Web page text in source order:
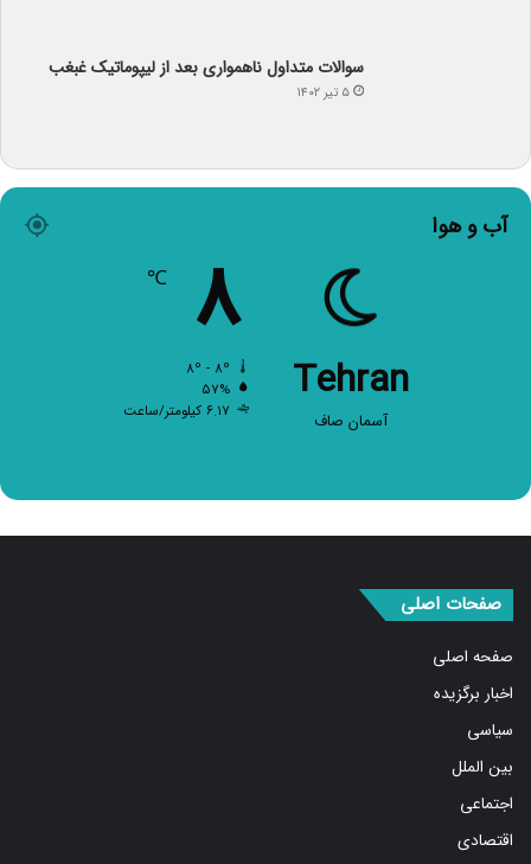
سوالات متداول ناهمواری بعد از لیپوماتیک غبغب
۵ تیر ۱۴۰۲
آب و هوا
Tehran
آسمان صاف
۸
۵۷%
۶.۱۷ کیلومتر/ساعت
صفحه اصلی
اخبار برگزیده
سیاسی
بین الملل
اجتماعی
اقتصادی
ورزشی